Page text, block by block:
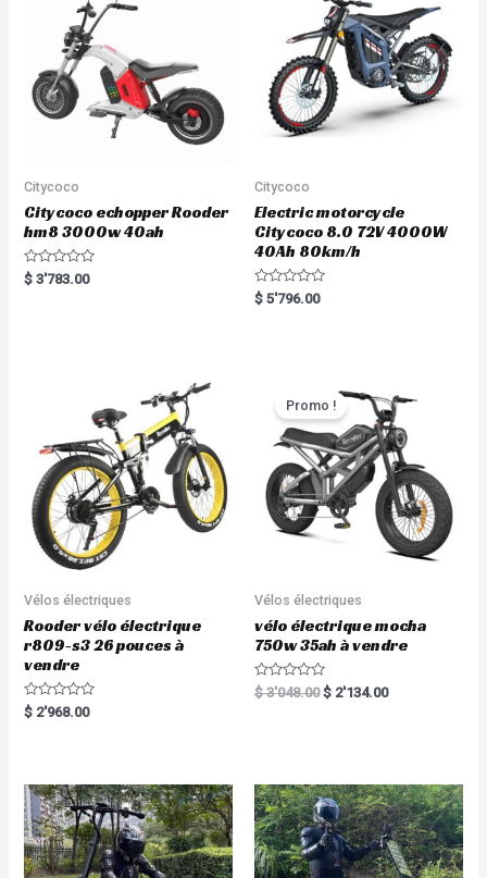
Citycoco
Citycoco echopper Rooder
hm8 3000w 40ah
R
a
$ 3'783.00
Citycoco
Electric motorcycle
Citycoco 8.0 72V 4000W
40Ah 80km/h
R
a
$ 5'796.00
Vélos électriques
Rooder vélo électrique
r809-s3 26 pouces à
vendre
R
a
o
u
t
o
f
5
$ 2'968.00
Promo !
Vélos électriques
vélo électrique mocha
750w 35ah à vendre
R
a
t
o
f
5
$3'048.00 $ 2'134.00